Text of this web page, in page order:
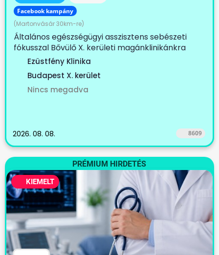
Facebook kampány
(Martonvásár 30km-re)
Általános egészségügyi asszisztens sebészeti
fókusszal Bővülő X. kerületi magánklinikánkra
keresünk...
Ezüstfény Klinika
Budapest X. kerület
Nincs megadva
2026. 08. 08. 8609
PRÉMIUM HIRDETÉS
KIEMELT